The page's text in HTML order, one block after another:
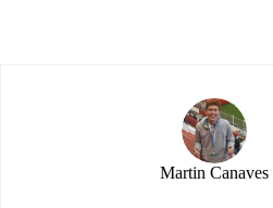
Martin Canaves